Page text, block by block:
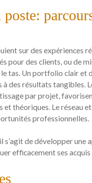
sur des expériences
pour des clients, ou de
tas. Un portfolio clair
des résultats tangibles.
par projet,
et théoriques. Le réseau
professionnelles.
s’agit de développer une
efficacement ses